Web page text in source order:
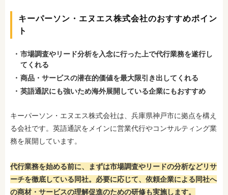
キーパーソン・エヌエス株式会社のおすすめポイン
ト
市場調査やリード分析を入念に行った上で代行業務を遂行し
てくれる
商品・サービスの潜在的価値を最大限引き出してくれる
英語通訳にも強いため海外展開している企業にもおすすめ
キーパーソン・エヌエス株式会社は、兵庫県神戸市に拠点を構え
る会社です。英語通訳をメインに営業代行やコンサルティング業
務を展開しています。
代行業務を始める前に、まずは市場調査やリードの分析などリサ
ーチを徹底している同社。必要に応じて、依頼企業による同社へ
の商材・サービスの理解促進のための研修も実施します。